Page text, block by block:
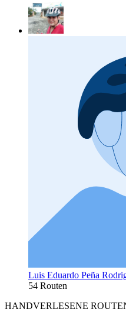
Luis Eduardo Peña
54 Routen
HANDVERLESENE